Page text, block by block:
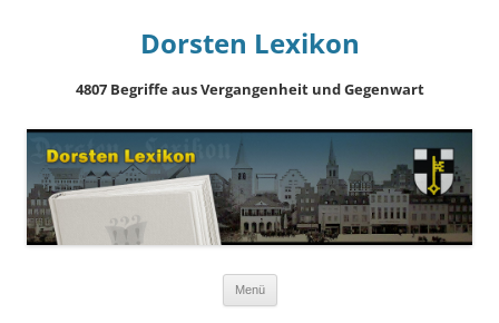
Dorsten Lexikon
4807 Begriffe aus Vergangenheit und Gegenwart
Menü